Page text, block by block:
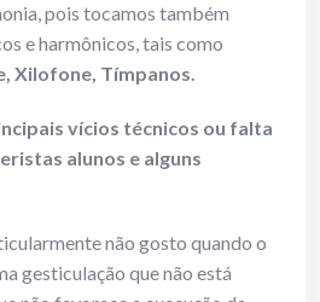
pois tocamos também
e harmônicos, tais como
Xilofone, Tímpanos.
vícios técnicos ou falta
alunos e alguns
não gosto quando o
gesticulação que não está